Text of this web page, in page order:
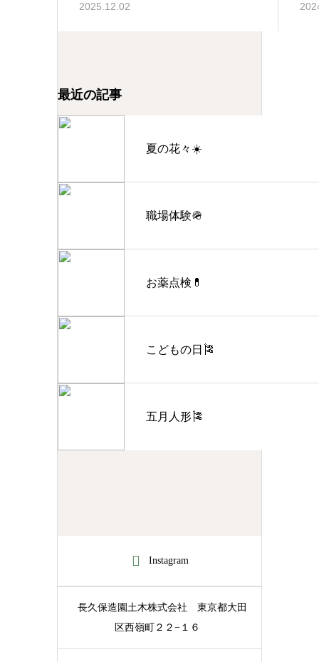
2025.12.02
最近の記事
夏の花々☀️
職場体験🪖
お薬点検💊
こどもの日🎏
五月人形🎏
Instagram
長久保造園土木株式会社
東京都大田
区西嶺町２２−１６